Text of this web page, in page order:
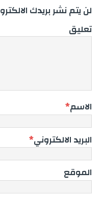
لن يتم نشر بريدك
تعليق
الاسم*
البريد الالكتروني*
الموقع